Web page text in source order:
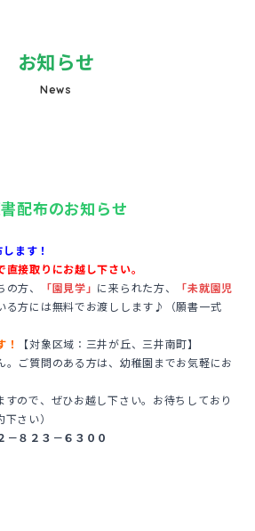
お知らせ
News
配布のお知らせ
ます！
接取りにお越し下さい。
の方、 「園見学」 に来られた方、
「未就園児
る方には無料でお渡しします♪（願書一式
【対象区域：三井が丘、三井南町】
ご質問のある方は、幼稚園までお気軽にお
すので、ぜひお越し下さい。お待ちしており
さい）
８２３－６３００